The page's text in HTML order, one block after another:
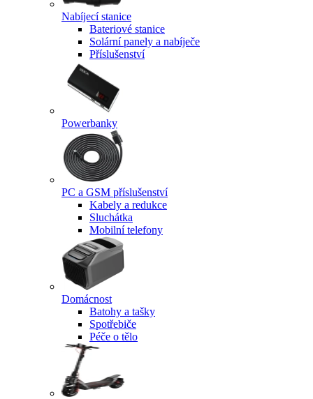
Nabíjecí stanice
Bateriové stanice
Solární panely a nabíječe
Příslušenství
Powerbanky
PC a GSM příslušenství
Kabely a redukce
Sluchátka
Mobilní telefony
Domácnost
Batohy a tašky
Spotřebiče
Péče o tělo